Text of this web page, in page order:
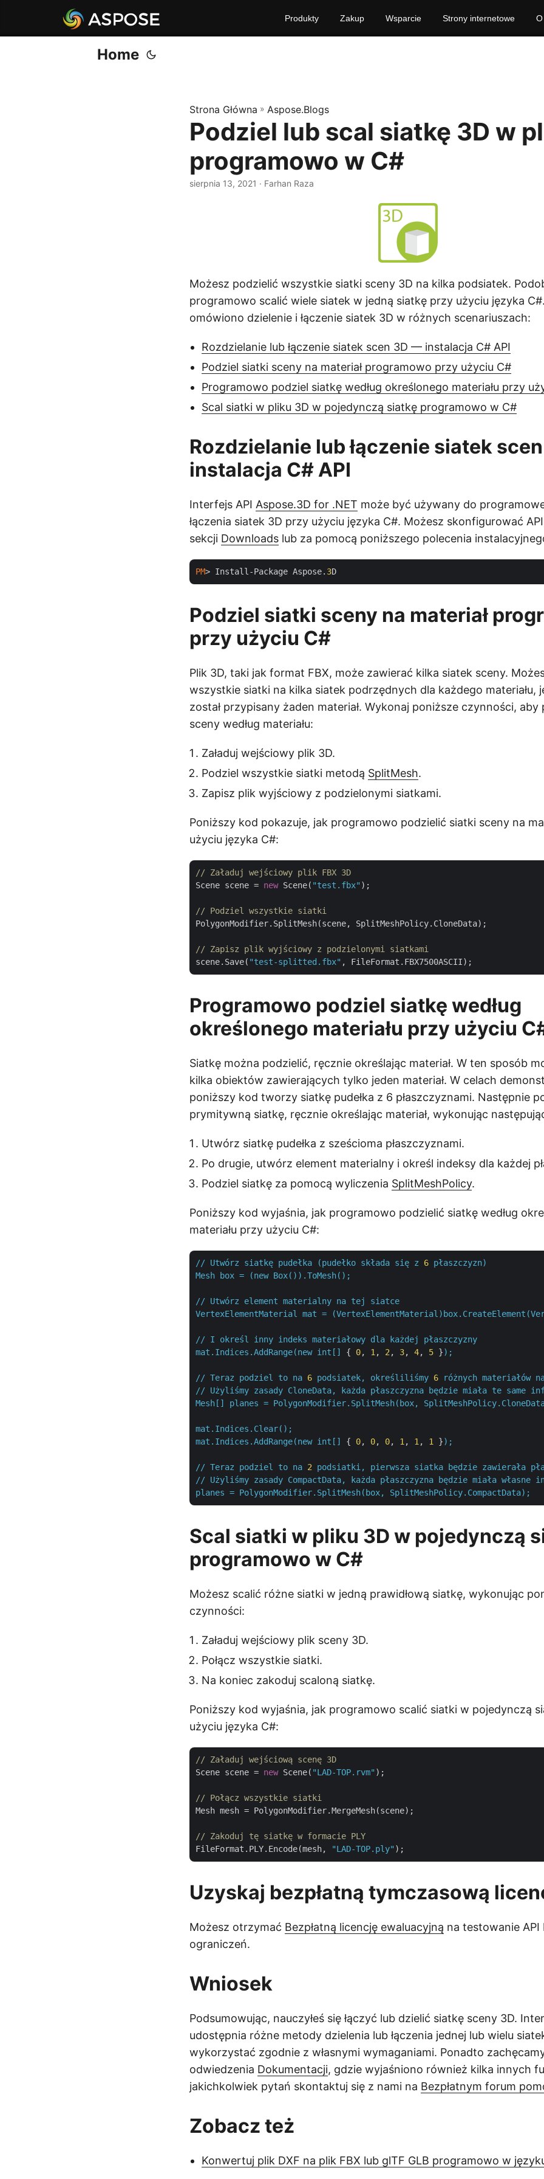
Produkty Zakup Wsparcie Strony internetowe
Home
Strona Główna » Aspose.Blogs
Podziel lub scal siatkę 3D w
programowo w C#
sierpnia 13, 2021 · Farhan Raza
Możesz podzielić wszystkie siatki sceny 3D na kilka podsiatek.
programowo scalić wiele siatek w jedną siatkę przy użyciu języka
omówiono dzielenie i łączenie siatek 3D w różnych scenariuszach:
Rozdzielanie lub łączenie siatek scen 3D — instalacja C# API
Podziel siatki sceny na materiał programowo przy użyciu C#
Programowo podziel siatkę według określonego materiału przy
Scal siatki w pliku 3D w pojedynczą siatkę programowo w C#
Rozdzielanie lub łączenie siatek
instalacja C# API
Interfejs API Aspose.3D for .NET może być używany do
łączenia siatek 3D przy użyciu języka C#. Możesz skonfigurować
sekcji Downloads lub za pomocą poniższego polecenia
PM> Install-Package Aspose. 3
Podziel siatki sceny na materiał
przy użyciu C#
Plik 3D, taki jak format FBX, może zawierać kilka siatek sceny.
wszystkie siatki na kilka siatek podrzędnych dla każdego materiału,
został przypisany żaden materiał. Wykonaj poniższe czynności, aby
sceny według materiału:
Załaduj wejściowy plik 3D.
Podziel wszystkie siatki metodą SplitMesh.
Zapisz plik wyjściowy z podzielonymi siatkami.
Poniższy kod pokazuje, jak programowo podzielić siatki sceny na
użyciu języka C#:
// Załaduj wejściowy plik FBX 3D
Scene scene = new Scene( "test.fbx" );
// Podziel wszystkie siatki
PolygonModifier.SplitMesh(scene, SplitMeshPolicy.CloneData);
// Zapisz plik wyjściowy z podzielonymi siatkami
scene.Save( "test-splitted.fbx"
Programowo podziel siatkę według
określonego materiału przy użyciu
Siatkę można podzielić, ręcznie określając materiał. W ten sposób
kilka obiektów zawierających tylko jeden materiał. W celach
poniższy kod tworzy siatkę pudełka z 6 płaszczyznami. Następnie
prymitywną siatkę, ręcznie określając materiał, wykonując
Utwórz siatkę pudełka z sześcioma płaszczyznami.
Po drugie, utwórz element materialny i określ indeksy dla każdej
Podziel siatkę za pomocą wyliczenia SplitMeshPolicy.
Poniższy kod wyjaśnia, jak programowo podzielić siatkę według
materiału przy użyciu C#:
// Utwórz siatkę pudełka (pudełko składa się z 6 płaszczyzn)
Mesh
box = (new Box()).ToMesh();
// Utwórz element materialny na tej
siatce
VertexElementMaterial
mat =
// I określ inny indeks materiałowy dla każdej
płaszczyzny
mat.Indices.AddRange(new int[] { 0, 1 , 2 , 3, 4, 5 });
// Teraz podziel to na 6 podsiatek, określiliśmy 6 różnych materiałów
// Użyliśmy zasady CloneData, każda płaszczyzna będzie miała te same
Mesh[]
planes = PolygonModifier.SplitMesh(box,
mat.Indices.Clear();
mat.Indices.AddRange(new int[] { 0, 0, 0, 1 , 1 , 1 });
// Teraz podziel to na 2 podsiatki, pierwsza siatka będzie zawierała
// Użyliśmy zasady CompactData, każda płaszczyzna będzie miała własne
planes = PolygonModifier.SplitMesh(box, SplitMeshPolicy.CompactData);
Scal siatki w pliku 3D w pojedynczą
programowo w C#
Możesz scalić różne siatki w jedną prawidłową siatkę, wykonując
czynności:
Załaduj wejściowy plik sceny 3D.
Połącz wszystkie siatki.
Na koniec zakoduj scaloną siatkę.
Poniższy kod wyjaśnia, jak programowo scalić siatki w pojedynczą
użyciu języka C#:
// Załaduj wejściową scenę 3D
Scene scene = new Scene( "LAD-TOP.rvm" );
// Połącz wszystkie siatki
Mesh mesh = PolygonModifier.MergeMesh(scene);
// Zakoduj tę siatkę w formacie PLY
FileFormat.PLY.Encode(mesh,
"LAD-TOP.ply"
Uzyskaj bezpłatną tymczasową
Możesz otrzymać Bezpłatną licencję ewaluacyjną na testowanie
ograniczeń.
Wniosek
Podsumowując, nauczyłeś się łączyć lub dzielić siatkę sceny 3D.
udostępnia różne metody dzielenia lub łączenia jednej lub wielu
wykorzystać zgodnie z własnymi wymaganiami. Ponadto
odwiedzenia Dokumentacji, gdzie wyjaśniono również kilka innych
jakichkolwiek pytań skontaktuj się z nami na Bezpłatnym forum
Zobacz też
Konwertuj plik DXF na plik FBX lub glTF GLB programowo w